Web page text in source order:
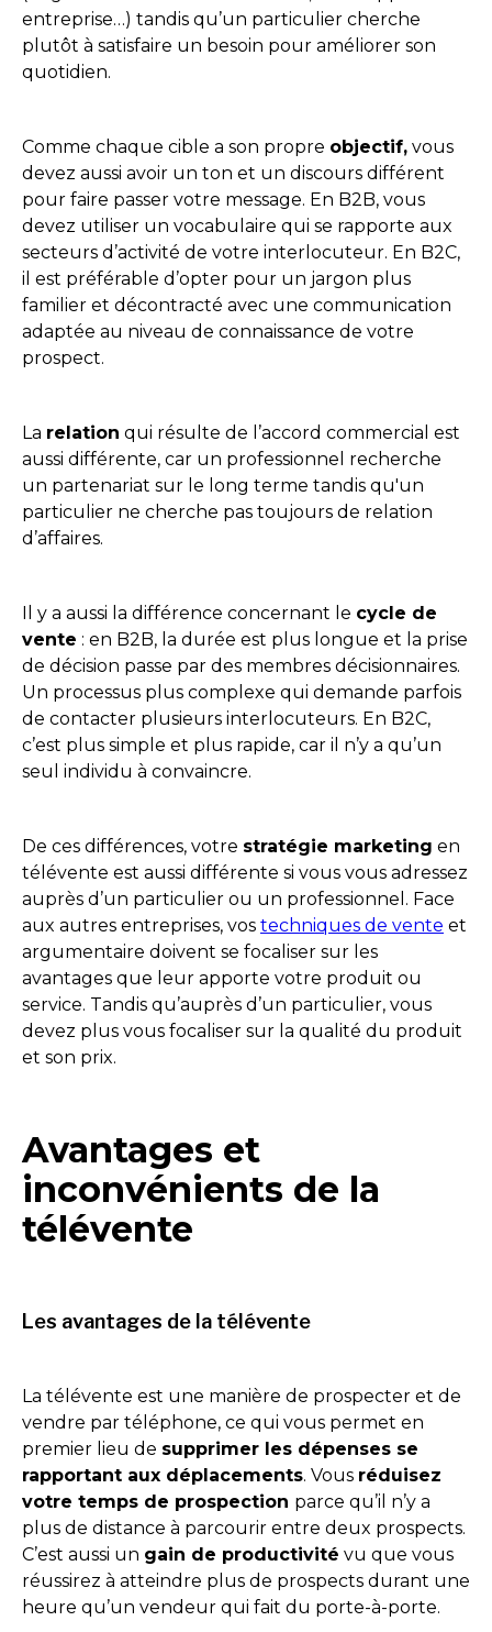
entreprise…) tandis qu’un particulier cherche
plutôt à satisfaire un besoin pour améliorer son
quotidien.
Comme chaque cible a son propre objectif, vous
devez aussi avoir un ton et un discours différent
pour faire passer votre message. En B2B, vous
devez utiliser un vocabulaire qui se rapporte aux
secteurs d’activité de votre interlocuteur. En B2C,
il est préférable d’opter pour un jargon plus
familier et décontracté avec une communication
adaptée au niveau de connaissance de votre
prospect.
La relation qui résulte de l’accord commercial est
aussi différente, car un professionnel recherche
un partenariat sur le long terme tandis qu'un
particulier ne cherche pas toujours de relation
d’affaires.
Il y a aussi la différence concernant le cycle de
vente : en B2B, la durée est plus longue et la prise
de décision passe par des membres décisionnaires.
Un processus plus complexe qui demande parfois
de contacter plusieurs interlocuteurs. En B2C,
c’est plus simple et plus rapide, car il n’y a qu’un
seul individu à convaincre.
De ces différences, votre stratégie marketing en
télévente est aussi différente si vous vous adressez
auprès d’un particulier ou un professionnel. Face
aux autres entreprises, vos techniques de vente et
argumentaire doivent se focaliser sur les
avantages que leur apporte votre produit ou
service. Tandis qu’auprès d’un particulier, vous
devez plus vous focaliser sur la qualité du produit
et son prix.
Avantages et
inconvénients de la
télévente
Les avantages de la télévente
La télévente est une manière de prospecter et de
vendre par téléphone, ce qui vous permet en
premier lieu de supprimer les dépenses se
rapportant aux déplacements. Vous réduisez
votre temps de prospection parce qu’il n’y a
plus de distance à parcourir entre deux prospects.
C’est aussi un gain de productivité vu que vous
réussirez à atteindre plus de prospects durant une
heure qu’un vendeur qui fait du porte-à-porte.